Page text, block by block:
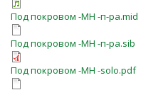
Под покровом -MH -п-ра.mid
Под покровом -MH -п-ра.sib
Под покровом -MH -solo.pdf